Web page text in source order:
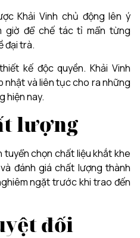
Khải Vinh chủ động lên ý
giờ để chế tác tỉ mẩn từng
đại trà.
kế độc quyền. Khải Vinh
nhật và liên tục cho ra những
hiện nay.
lượng
tuyển chọn chất liệu khắt khe
đánh giá chất lượng thành
ngặt trước khi trao đến
đối